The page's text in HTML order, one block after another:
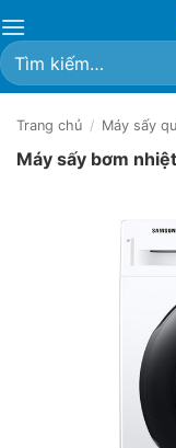
qua
nội
dung
Tìm
kiếm:
Trang chủ / Máy sấy
Máy sấy bơm